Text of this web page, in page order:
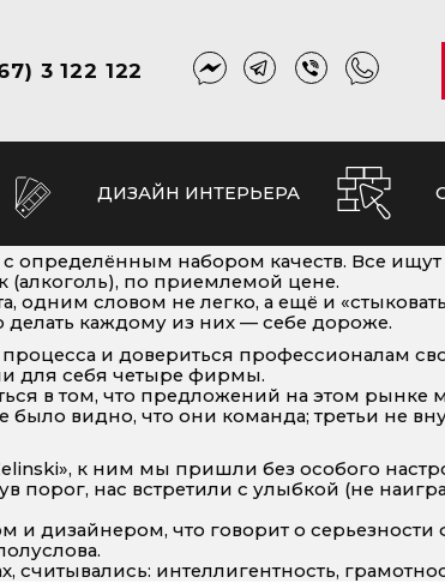
3 122 122
ДИЗАЙН ИНТЕРЬЕРА
определённым набором качеств. Все ищут
(алкоголь), по приемлемой цене.
одним словом не легко, а ещё и
делать каждому из них — себе дороже.
и довериться профессионалам
для себя четыре фирмы.
в том, что предложений на этом рынке
видно, что они команда; третьи не
к ним мы пришли без особого
порог, нас встретили с улыбкой (не
и дизайнером, что говорит о
считывались: интеллигентность,